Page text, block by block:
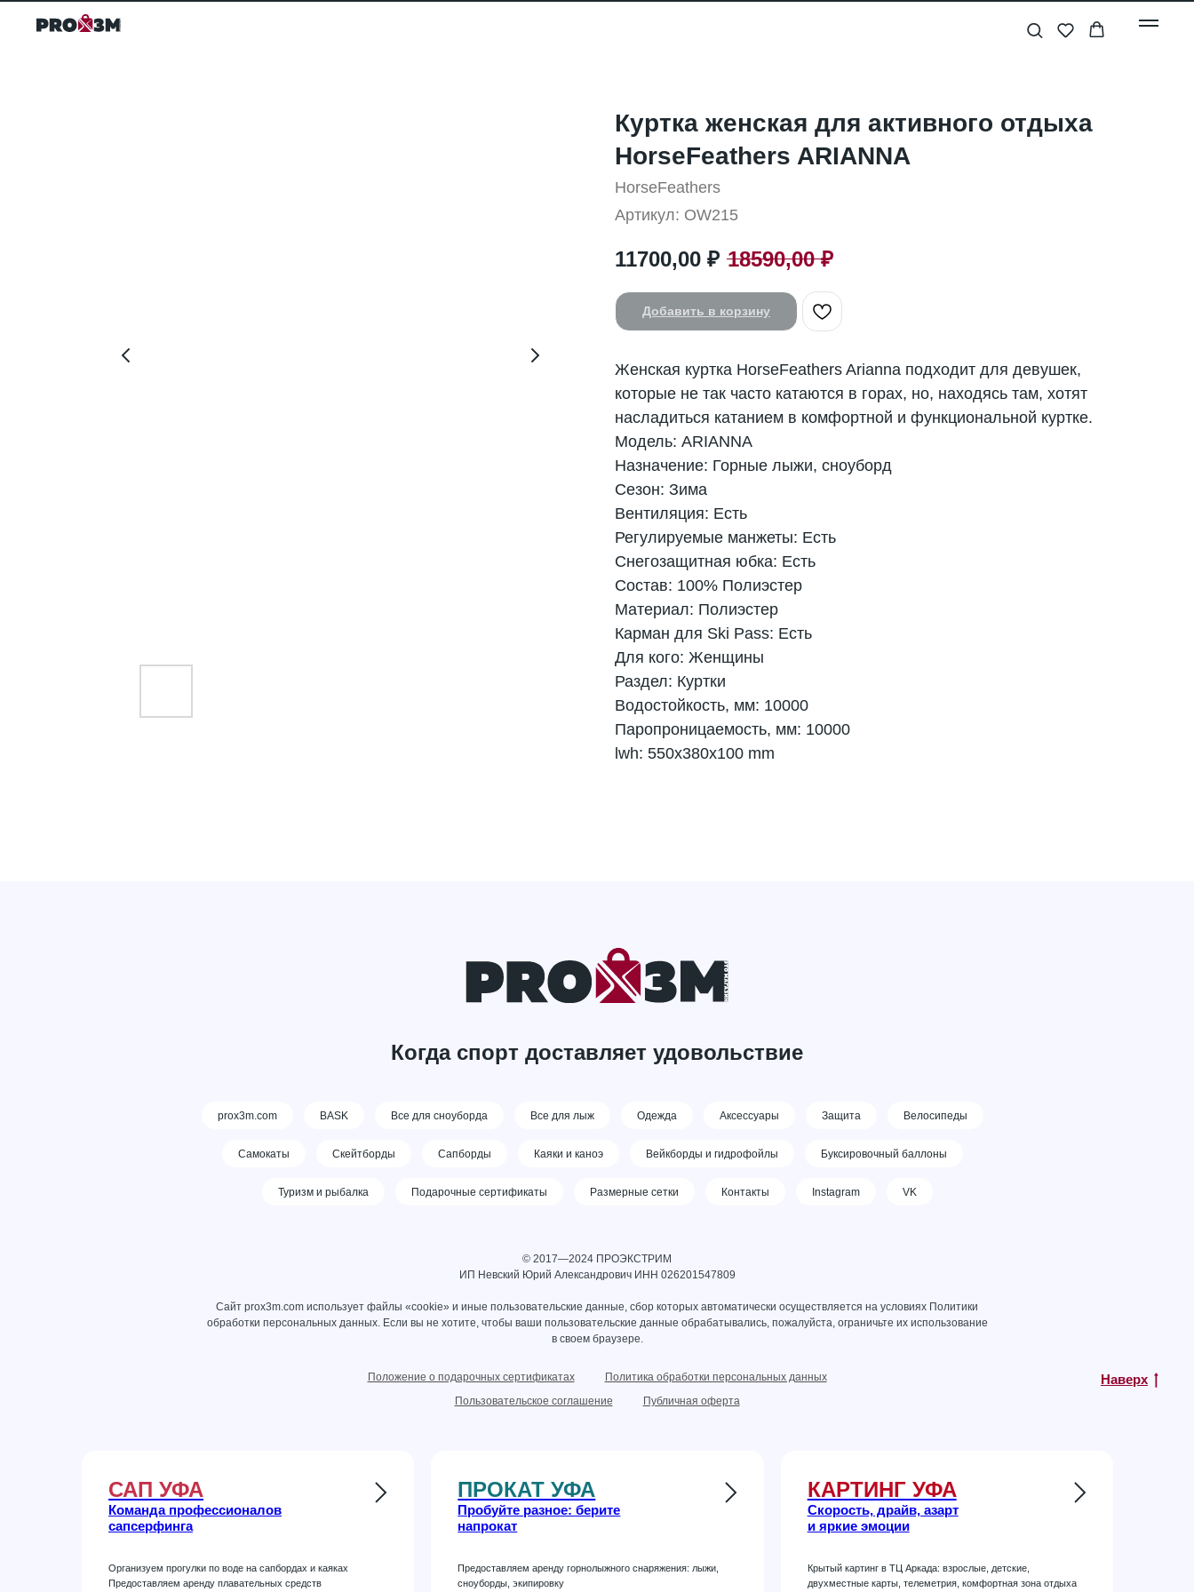
Куртка женская для активного отдыха
HorseFeathers ARIANNA
HorseFeathers
Артикул: OW215
11700,00 ₽ 18590,00 ₽
Добавить в корзину
Женская куртка HorseFeathers Arianna подходит для девушек,
которые не так часто катаются в горах, но, находясь там, хотят
насладиться катанием в комфортной и функциональной куртке.
Модель: ARIANNA
Назначение: Горные лыжи, сноуборд
Сезон: Зима
Вентиляция: Есть
Регулируемые манжеты: Есть
Снегозащитная юбка: Есть
Состав: 100% Полиэстер
Материал: Полиэстер
Карман для Ski Pass: Есть
Для кого: Женщины
Раздел: Куртки
Водостойкость, мм: 10000
Паропроницаемость, мм: 10000
lwh: 550x380x100 mm
Когда спорт доставляет удовольствие
prox3m.com BASK Все для сноуборда Все для лыж Одежда Аксессуары Защита Велосипеды
Самокаты Скейтборды Сапборды Каяки и каноэ Вейкборды и гидрофойлы Буксировочный баллоны
Туризм и рыбалка Подарочные сертификаты Размерные сетки Контакты Instagram VK
© 2017—2024 ПРОЭКСТРИМ
ИП Невский Юрий Александрович ИНН 026201547809
Сайт prox3m.com использует файлы «cookie» и иные пользовательские данные, сбор которых автоматически осуществляется на условиях Политики
обработки персональных данных. Если вы не хотите, чтобы ваши пользовательские данные обрабатывались, пожалуйста, ограничьте их использование
в своем браузере.
Положение о подарочных сертификатах
Политика обработки персональных данных
Пользовательское соглашение
Публичная оферта
Наверх
САП УФА
Команда профессионалов
сапсерфинга
Организуем прогулки по воде на сапбордах и каяках
Предоставляем аренду плавательных средств
ПРОКАТ УФА
Пробуйте разное: берите
напрокат
Предоставляем аренду горнолыжного снаряжения: лыжи,
сноуборды, экипировку
КАРТИНГ УФА
Скорость, драйв, азарт
и яркие эмоции
Крытый картинг в ТЦ Аркада: взрослые, детские,
двухместные карты, телеметрия, комфортная зона отдыха